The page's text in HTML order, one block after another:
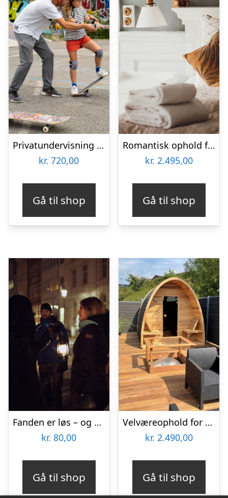
Privatundervisning i skateboarding hos L.O.W Academy
kr. 720,00
Gå til shop
Romantisk ophold for 2 på Kragerup Gods
kr. 2.495,00
Gå til shop
Fanden er løs – og andre spektakulære fortællnger med Ghosttour
kr. 80,00
Gå til shop
Velværeophold for 2 på Hvalpsund Færgekro
kr. 2.490,00
Gå til shop